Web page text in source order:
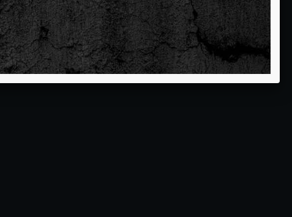
РЕЗЕРВИРАЈ РЕЗЕРВИРАЈ